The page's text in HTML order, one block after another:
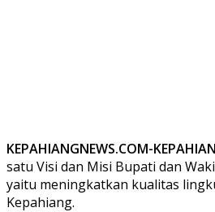
KEPAHIANGNEWS.COM-
satu Visi dan Misi Bupati dan
yaitu meningkatkan kualitas
Kepahiang.